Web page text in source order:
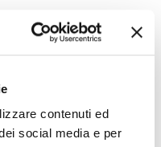
contenuti ed
social media e per